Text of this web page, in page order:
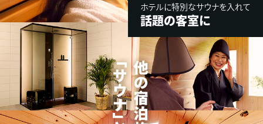
ホテルに特別なサウナを入れて
話題の客室に